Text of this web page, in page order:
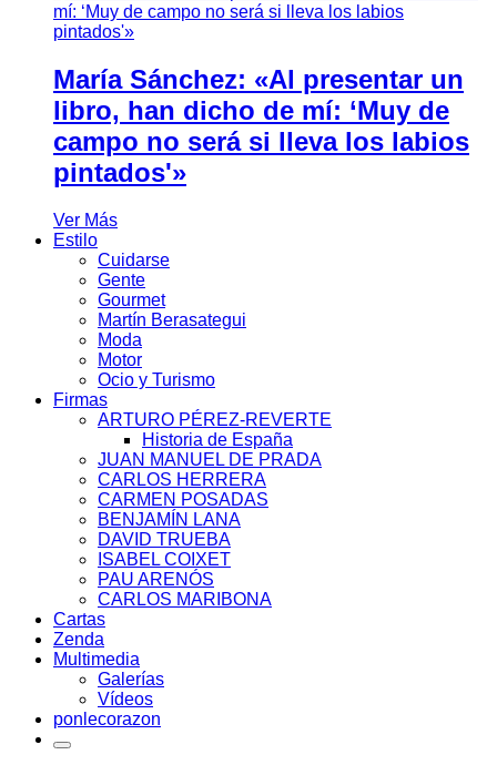
María Sánchez: «Al presentar un
libro, han dicho de mí: ‘Muy de
campo no será si lleva los labios
pintados'»
Ver Más
Estilo
Cuidarse
Gente
Gourmet
Martín Berasategui
Moda
Motor
Ocio y Turismo
Firmas
ARTURO PÉREZ-REVERTE
Historia de España
JUAN MANUEL DE PRADA
CARLOS HERRERA
CARMEN POSADAS
BENJAMÍN LANA
DAVID TRUEBA
ISABEL COIXET
PAU ARENÓS
CARLOS MARIBONA
Cartas
Zenda
Multimedia
Galerías
Vídeos
ponlecorazon